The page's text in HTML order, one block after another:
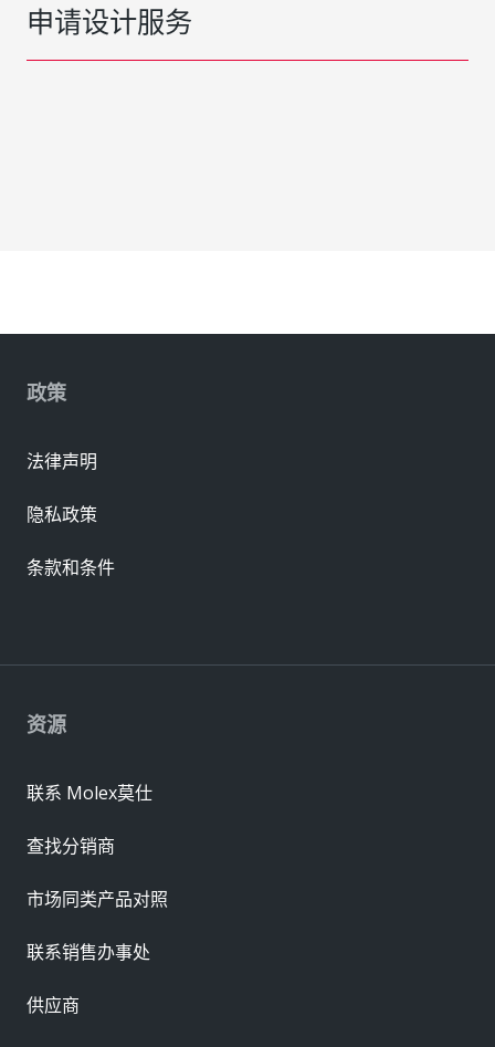
申请设计服务
资源
联系 Molex莫仕
查找分销商
市场同类产品对照
联系销售办事处
供应商
政策
法律声明
隐私政策
条款和条件